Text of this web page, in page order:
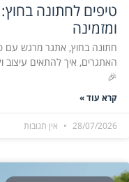
טיפים לחתונה
ומזמינה
חתונה בחוץ, אתגר מרגש עם
האתגרים, איך להתאים עיצוב
🎉
קרא עוד »
28/07/2026 אין תגובות